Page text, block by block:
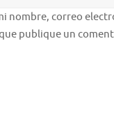
nombre, correo
publique un